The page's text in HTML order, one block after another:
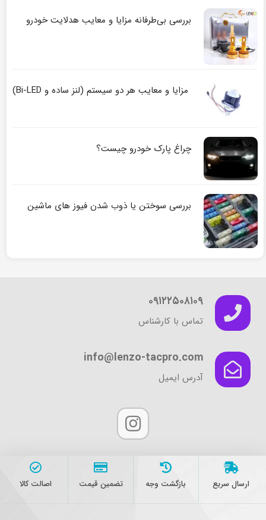
بررسی بی‌طرفانه مزایا و معایب هدلایت خودرو
مزایا و معایب هر دو سیستم (لنز ساده و Bi-LED)
چراغ پارک خودرو چیست؟
بررسی سوختن یا ذوب شدن فیوز های ماشین
۰۹۱۲۲۵۰۸۱۰۹
تماس با کارشناس
info@lenzo-tacpro.com
آدرس ایمیل
ارسال سریع بازگشت وجه تضمین قیمت اصالت کالا